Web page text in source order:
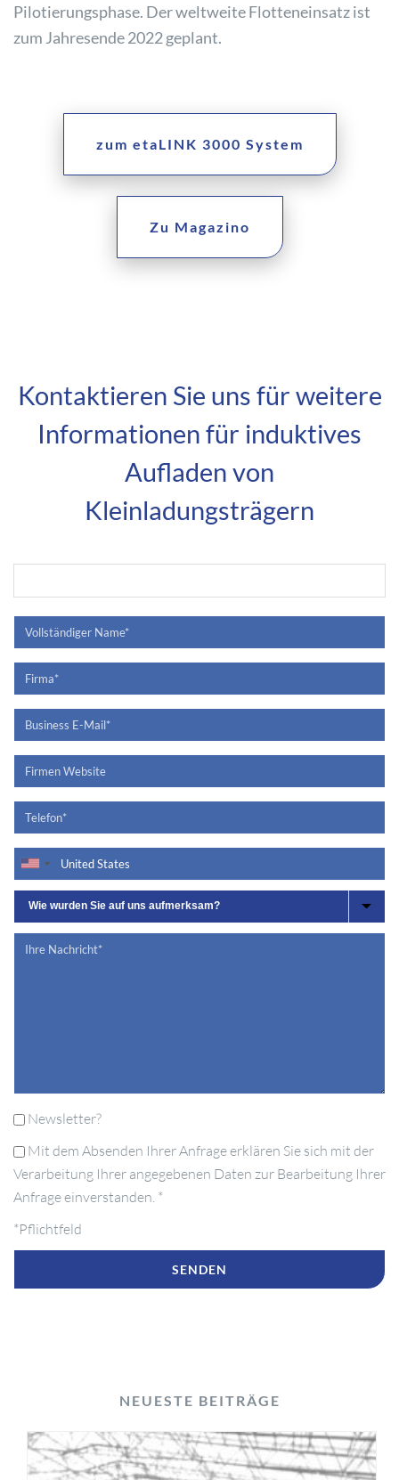
Pilotierungsphase. Der weltweite Flotteneinsatz ist
zum Jahresende 2022 geplant.
zum etaLINK 3000 System
Zu Magazino
Kontaktieren Sie uns für weitere
Informationen für induktives
Aufladen von
Kleinladungsträgern
Newsletter?
Mit dem Absenden Ihrer Anfrage erklären Sie sich mit der
Verarbeitung Ihrer angegebenen Daten zur Bearbeitung Ihrer
Anfrage einverstanden. *
*Pflichtfeld
NEUESTE BEITRÄGE